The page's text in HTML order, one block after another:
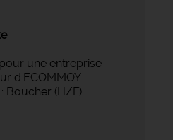
une entreprise
d'ECOMMOY :
Boucher (H/F).